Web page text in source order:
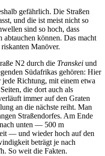
gefährlich. Die Straßen
und die ist meist nicht so
sind so hoch, dass
abtauchen können. Das macht
Manöver.
N2 durch die Transkei und
Südafrikas gehören: Hier
Richtung, mit einem etwa
die dort auch als
immer auf den Graten
an die nächste reiht. Man
Straßendorfes. Am Ende
unten — 500 m
— und wieder hoch auf den
beträgt je nach
So weit die Fakten.